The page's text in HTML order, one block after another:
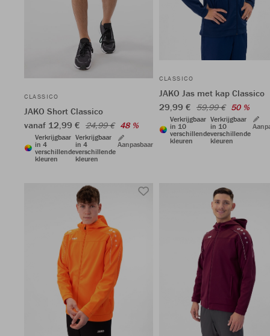
CLASSICO
JAKO Short Classico
vanaf 12,99 € 24,99 € 48 %
Verkrijgbaar
in 4
verschillende
kleuren
Verkrijgbaar
in 4
verschillende
kleuren
Aanpasbaar
CLASSICO
JAKO Jas met kap Classico
29,99 € 59,99 € 50 %
Verkrijgbaar
in 10
verschillende
kleuren
Verkrijgbaar
in 10
verschillende
kleuren